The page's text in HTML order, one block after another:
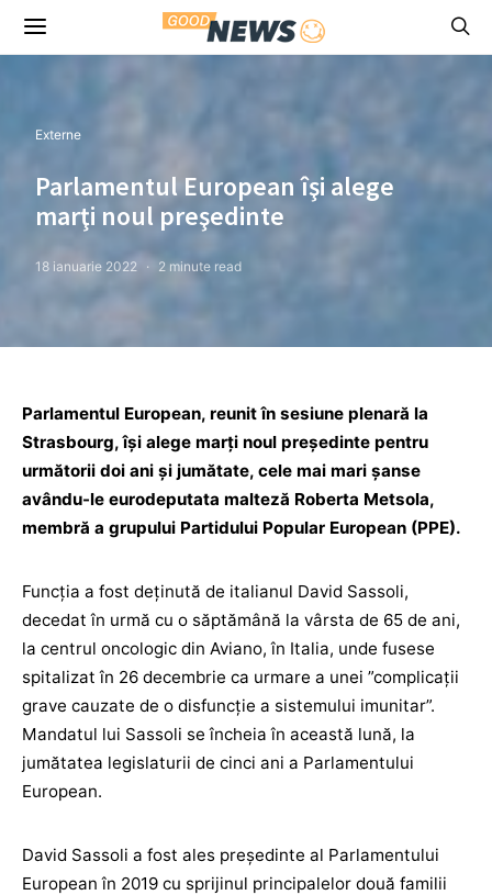
Externe
Parlamentul European îşi alege
marţi noul preşedinte
18 ianuarie 2022 2 minute read
Parlamentul European, reunit în sesiune plenară la
Strasbourg, îşi alege marţi noul preşedinte pentru
următorii doi ani şi jumătate, cele mai mari şanse
avându-le eurodeputata malteză Roberta Metsola,
membră a grupului Partidului Popular European (PPE).
Funcţia a fost deţinută de italianul David Sassoli,
decedat în urmă cu o săptămână la vârsta de 65 de ani,
la centrul oncologic din Aviano, în Italia, unde fusese
spitalizat în 26 decembrie ca urmare a unei ”complicaţii
grave cauzate de o disfuncţie a sistemului imunitar”.
Mandatul lui Sassoli se încheia în această lună, la
jumătatea legislaturii de cinci ani a Parlamentului
European.
David Sassoli a fost ales preşedinte al Parlamentului
European în 2019 cu sprijinul principalelor două familii